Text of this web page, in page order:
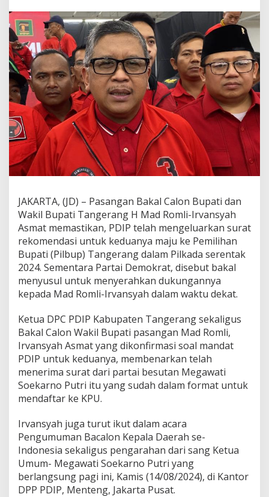
t
k
a
n
M
a
d
R
o
m
l
i
-
v
n
s
a
h
a
j
u
d
P
i
l
b
u
p
a
n
e
r
a
n
g
,
D
JAKARTA, (JD) – Pasangan Bakal Calon Bupati dan
Wakil Bupati Tangerang H Mad Romli-Irvansyah
Asmat memastikan, PDIP telah mengeluarkan surat
rekomendasi untuk keduanya maju ke Pemilihan
Bupati (Pilbup) Tangerang dalam Pilkada serentak
2024. Sementara Partai Demokrat, disebut bakal
menyusul untuk menyerahkan dukungannya
kepada Mad Romli-Irvansyah dalam waktu dekat.
Ketua DPC PDIP Kabupaten Tangerang sekaligus
Bakal Calon Wakil Bupati pasangan Mad Romli,
Irvansyah Asmat yang dikonfirmasi soal mandat
PDIP untuk keduanya, membenarkan telah
menerima surat dari partai besutan Megawati
Soekarno Putri itu yang sudah dalam format untuk
mendaftar ke KPU.
Irvansyah juga turut ikut dalam acara
Pengumuman Bacalon Kepala Daerah se-
Indonesia sekaligus pengarahan dari sang Ketua
Umum- Megawati Soekarno Putri yang
berlangsung pagi ini, Kamis (14/08/2024), di Kantor
DPP PDIP, Menteng, Jakarta Pusat.